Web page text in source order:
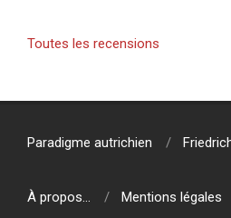
Toutes les recensions
Paradigme autrichien
À propos… Mentions légales